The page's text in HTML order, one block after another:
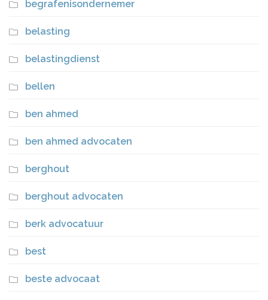
begrafenisondernemer
belasting
belastingdienst
bellen
ben ahmed
ben ahmed advocaten
berghout
berghout advocaten
berk advocatuur
best
beste advocaat